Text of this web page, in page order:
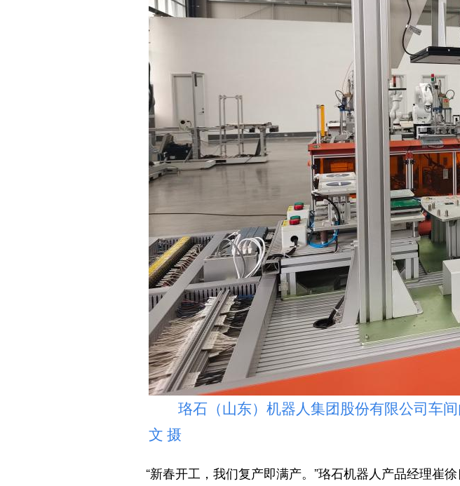
珞石（山东）机器人集团股份有限公司车间
文 摄
“新春开工，我们复产即满产。”珞石机器人产品经理崔